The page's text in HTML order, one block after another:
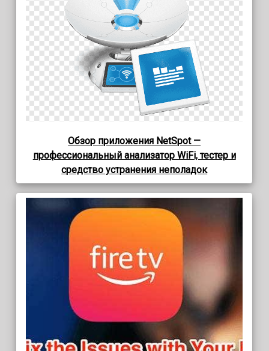
Обзор приложения NetSpot —
профессиональный анализатор WiFi, тестер и
средство устранения неполадок